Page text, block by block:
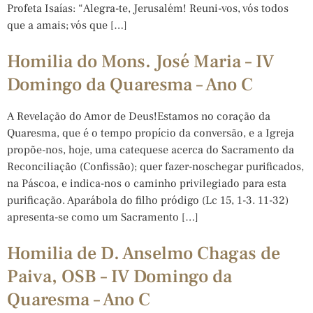
Profeta Isaías: “Alegra-te, Jerusalém! Reuni-vos, vós todos
que a amais; vós que […]
Homilia do Mons. José Maria – IV
Domingo da Quaresma – Ano C
A Revelação do Amor de Deus!Estamos no coração da
Quaresma, que é o tempo propício da conversão, e a Igreja
propõe-nos, hoje, uma catequese acerca do Sacramento da
Reconciliação (Confissão); quer fazer-noschegar purificados,
na Páscoa, e indica-nos o caminho privilegiado para esta
purificação. Aparábola do filho pródigo (Lc 15, 1-3. 11-32)
apresenta-se como um Sacramento […]
Homilia de D. Anselmo Chagas de
Paiva, OSB – IV Domingo da
Quaresma – Ano C